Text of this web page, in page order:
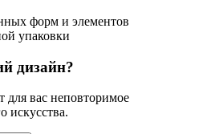
форм и элементов
упаковки
дизайн?
для вас неповторимое
искусства.